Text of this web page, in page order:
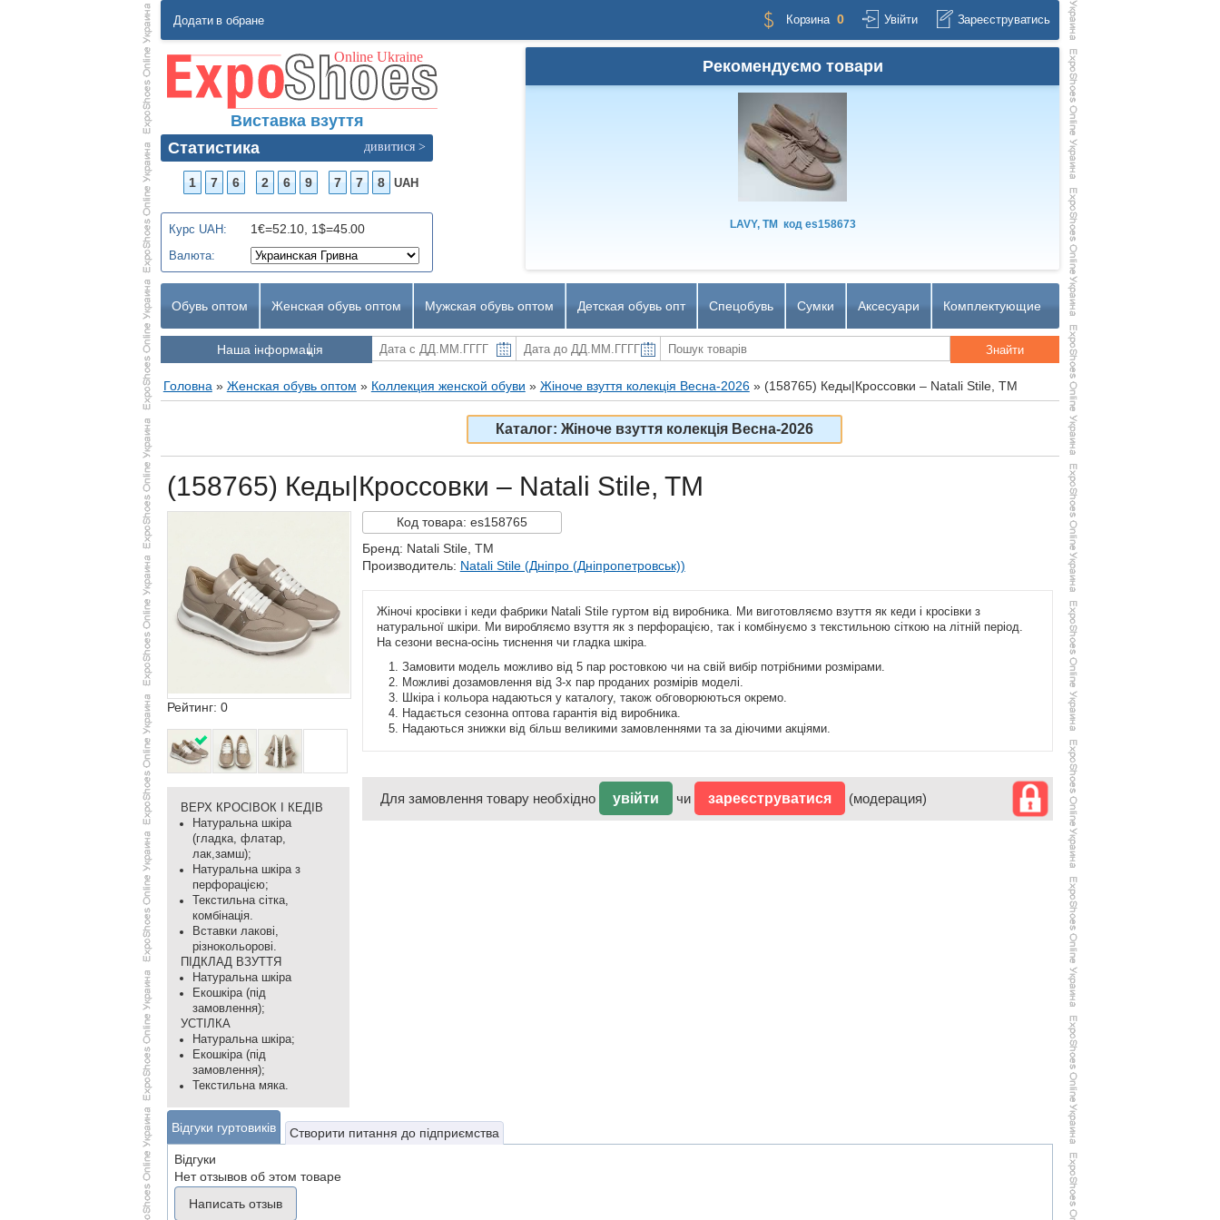
Додати в обране Корзина 0 Увійти Зареєструватись
Виставка взуття
Статистика
дивитися >
1 7 6 2 6 9 7 7 8 UAH
Курс UAH: 1€=52.10, 1$=45.00
Валюта:
Рекомендуємо товари
LAVY, TM кодes158673
Обувь оптом Женская обувь оптом Мужская обувь оптом Детская обувь опт Спецобувь Сумки Аксесуари Комплектующие
Наша інформація
Головна » Женская обувь оптом » Коллекция женской обуви » Жіноче взуття колекція Весна-2026» (158765) Кеды|Кроссовки – Natali Stile, TM
Каталог: Жіноче взуття колекція Весна-2026
(158765) Кеды|Кроссовки – Natali Stile, TM
Рейтинг: 0
ВЕРХ КРОСІВОК І КЕДІВ
Натуральна шкіра
(гладка, флатар,
лак,замш);
Натуральна шкіра з
перфорацією;
Текстильна сітка,
комбінація.
Вставки лакові,
різнокольорові.
ПІДКЛАД ВЗУТТЯ
Натуральна шкіра
Екошкіра (під
замовлення);
УСТІЛКА
Натуральна шкіра;
Екошкіра (під
замовлення);
Текстильна мяка.
Кодтовара: es158765
Бренд: Natali Stile, TM
Производитель: Natali Stile (Дніпро (Дніпропетровськ))
Жіночі кросівки і кеди фабрики Natali Stile гуртом від виробника. Ми виготовляємо взуття як кеди і кросівки з
натуральної шкіри. Ми виробляємо взуття як з перфорацією, так і комбінуємо з текстильною сіткою на літній період.
На сезони весна-осінь тиснення чи гладка шкіра.
Замовити модель можливо від 5 пар ростовкою чи на свій вибір потрібними розмірами.
Можливі дозамовлення від 3-х пар проданих розмірів моделі.
Шкіра і кольора надаються у каталогу, також обговорюються окремо.
Надається сезонна оптова гарантія від виробника.
Надаються знижки від більш великими замовленнями та за діючими акціями.
Для замовлення товару необхідно увійти чи зареєструватися (модерация)
Відгуки гуртовиків
Створити питання до підприємства
Відгуки
Нет отзывов об этом товаре
Написать отзыв